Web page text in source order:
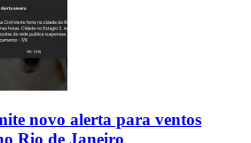
novo alerta para ventos